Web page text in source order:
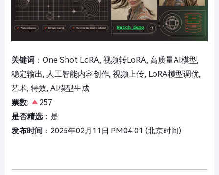
关键词 ：One Shot LoRA, 视频转LoRA, 高质量AI模型,
稳定输出, 人工智能内容创作, 视频上传, LoRA模型调优,
艺术, 特效, AI模型生成
票数:
257
是否精选：是
发布时间 ：2025年02月11日 PM04:01 (北京时间)